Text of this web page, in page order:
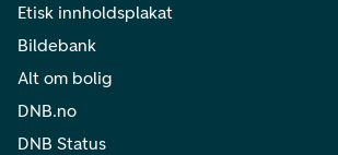
Etisk innholdsplakat
Bildebank
Alt om bolig
DNB.no
DNB Status